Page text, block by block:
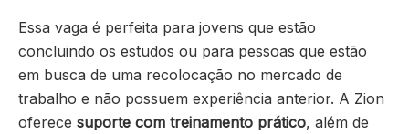
Essa vaga é perfeita para jovens que estão
concluindo os estudos ou para pessoas que estão
em busca de uma recolocação no mercado de
trabalho e não possuem experiência anterior. A Zion
oferece suporte com treinamento prático, além de